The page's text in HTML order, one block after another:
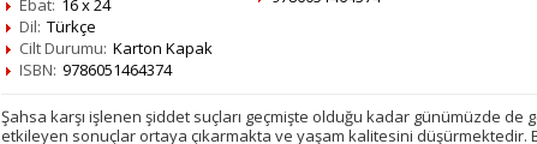
Ebat: 16 x 24
Dil: Türkçe
Cilt Durumu: Karton Kapak
ISBN: 9786051464374
Şahsa karşı işlenen şiddet suçları geçmişte olduğu kadar günümüzde
etkileyen sonuçlar ortaya çıkarmakta ve yaşam kalitesini